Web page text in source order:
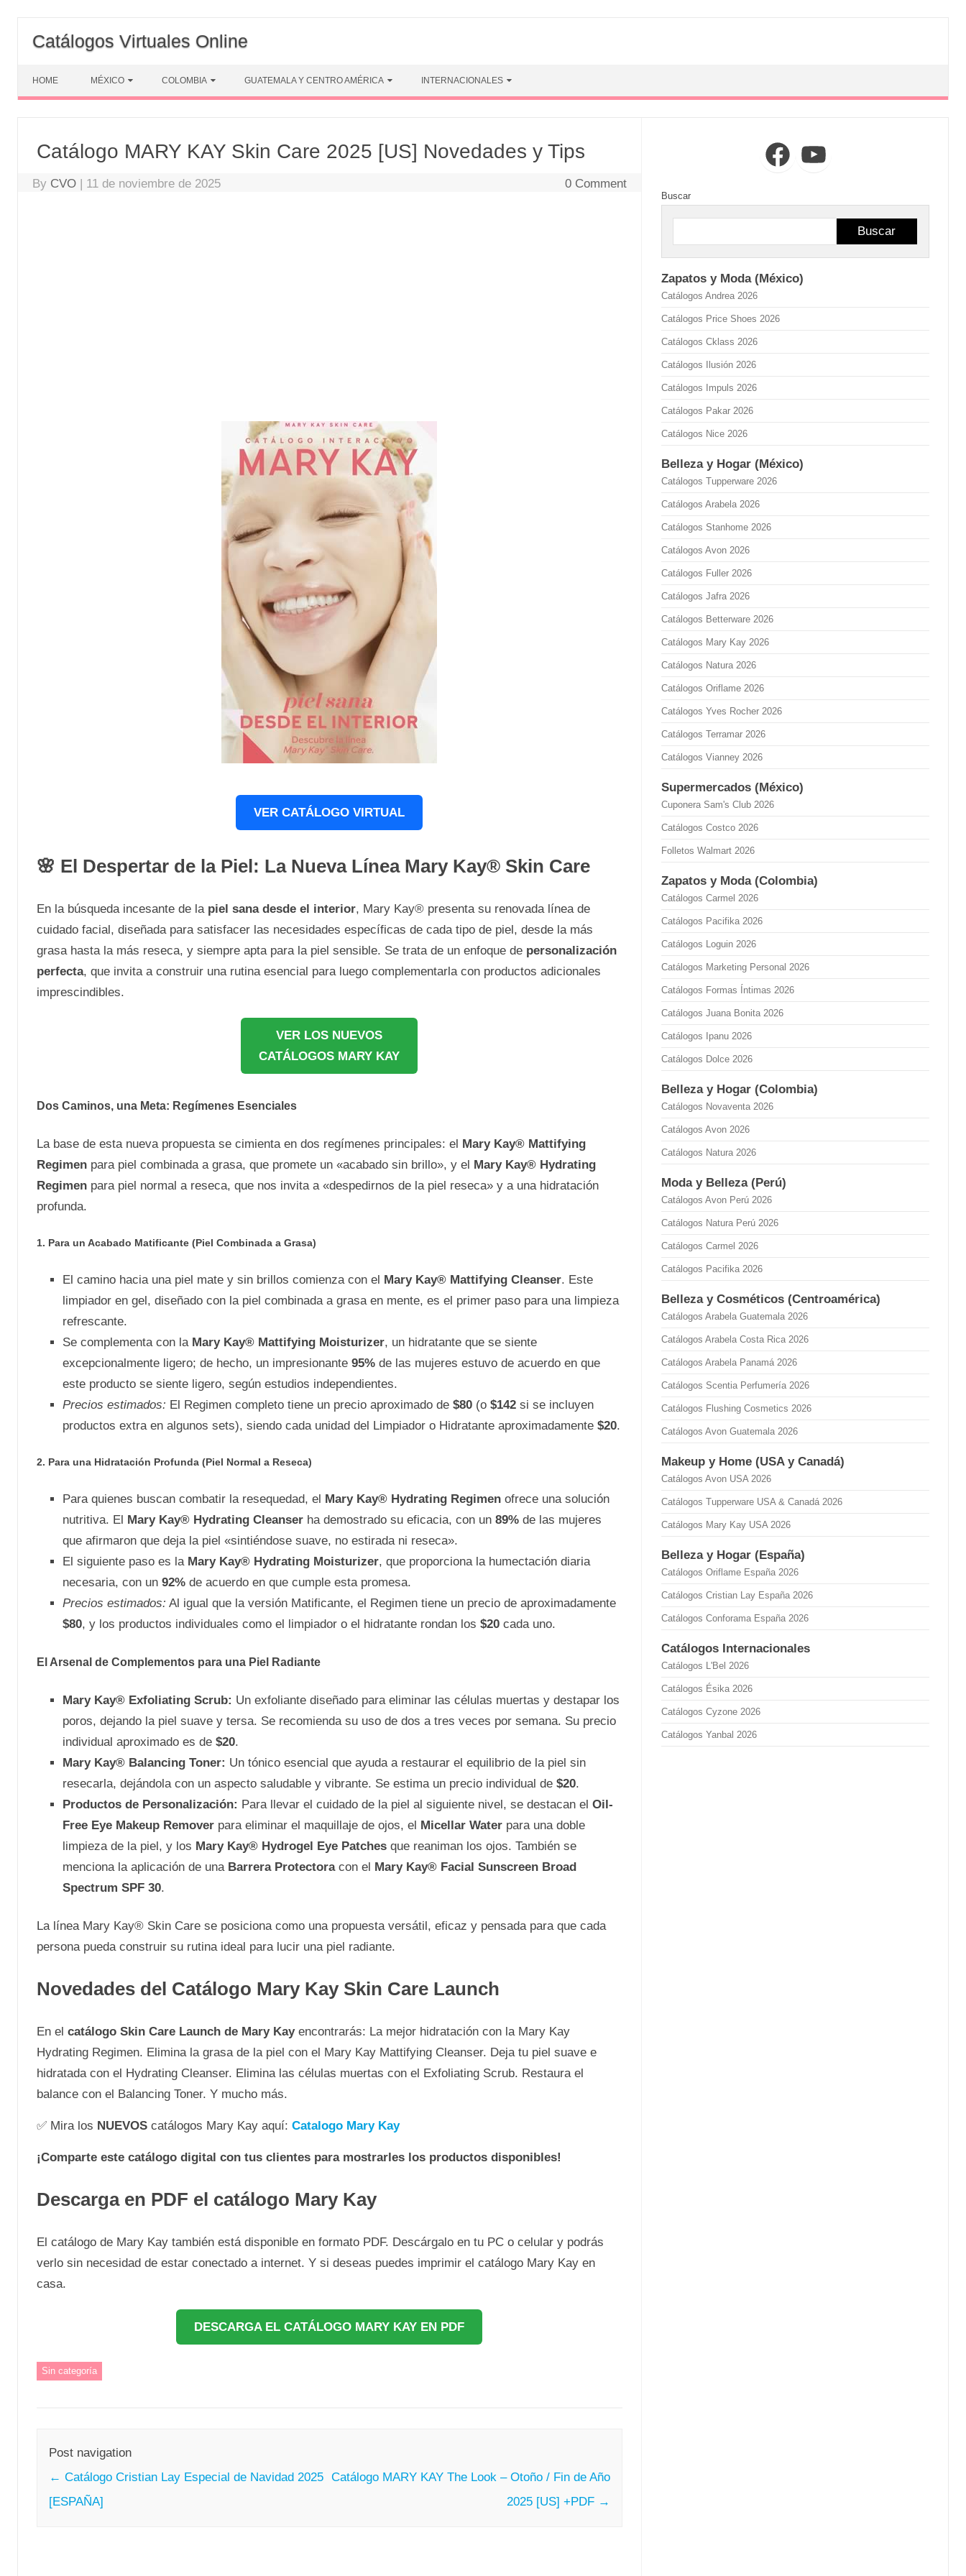
content
Catálogos Virtuales Online
HOME MÉXICO COLOMBIA GUATEMALA Y CENTRO AMÉRICA INTERNACIONALES
Catálogo MARY KAY Skin Care 2025 [US] Novedades y Tips
By CVO | 11 de noviembre de 2025 0 Comment
VER CATÁLOGO VIRTUAL
🌸 El Despertar de la Piel: La Nueva Línea Mary Kay® Skin Care
En la búsqueda incesante de la piel sana desde el interior, Mary Kay® presenta su renovada línea de
cuidado facial, diseñada para satisfacer las necesidades específicas de cada tipo de piel, desde la más
grasa hasta la más reseca, y siempre apta para la piel sensible. Se trata de un enfoque de personalización
perfecta, que invita a construir una rutina esencial para luego complementarla con productos adicionales
imprescindibles.
VER LOS NUEVOS
CATÁLOGOS MARY KAY
Dos Caminos, una Meta: Regímenes Esenciales
La base de esta nueva propuesta se cimienta en dos regímenes principales: el Mary Kay® Mattifying
Regimenpara piel combinada a grasa, que promete un «acabado sin brillo», y el Mary Kay® Hydrating
Regimenpara piel normal a reseca, que nos invita a «despedirnos de la piel reseca» y a una hidratación
profunda.
1. Para un Acabado Matificante (Piel Combinada a Grasa)
El camino hacia una piel mate y sin brillos comienza con el Mary Kay® Mattifying Cleanser. Este
limpiador en gel, diseñado con la piel combinada a grasa en mente, es el primer paso para una limpieza
refrescante.
Se complementa con la Mary Kay® Mattifying Moisturizer, un hidratante que se siente
excepcionalmente ligero; de hecho, un impresionante 95%de las mujeres estuvo de acuerdo en que
este producto se siente ligero, según estudios independientes.
Precios estimados: El Regimen completo tiene un precio aproximado de $80(o $142si se incluyen
productos extra en algunos sets), siendo cada unidad del Limpiador o Hidratante aproximadamente $20.
2. Para una Hidratación Profunda (Piel Normal a Reseca)
Para quienes buscan combatir la resequedad, el Mary Kay® Hydrating Regimenofrece una solución
nutritiva. El Mary Kay® Hydrating Cleanserha demostrado su eficacia, con un 89%de las mujeres
que afirmaron que deja la piel «sintiéndose suave, no estirada ni reseca».
El siguiente paso es la Mary Kay® Hydrating Moisturizer, que proporciona la humectación diaria
necesaria, con un 92%de acuerdo en que cumple esta promesa.
Precios estimados: Al igual que la versión Matificante, el Regimen tiene un precio de aproximadamente
$80, y los productos individuales como el limpiador o el hidratante rondan los $20cada uno.
El Arsenal de Complementos para una Piel Radiante
Mary Kay® Exfoliating Scrub: Un exfoliante diseñado para eliminar las células muertas y destapar los
poros, dejando la piel suave y tersa. Se recomienda su uso de dos a tres veces por semana. Su precio
individual aproximado es de $20.
Mary Kay® Balancing Toner: Un tónico esencial que ayuda a restaurar el equilibrio de la piel sin
resecarla, dejándola con un aspecto saludable y vibrante. Se estima un precio individual de $20.
Productos de Personalización: Para llevar el cuidado de la piel al siguiente nivel, se destacan el Oil-
Free Eye Makeup Removerpara eliminar el maquillaje de ojos, el Micellar Waterpara una doble
limpieza de la piel, y los Mary Kay® Hydrogel Eye Patchesque reaniman los ojos. También se
menciona la aplicación de una Barrera Protectoracon el Mary Kay® Facial Sunscreen Broad
Spectrum SPF 30.
La línea Mary Kay® Skin Care se posiciona como una propuesta versátil, eficaz y pensada para que cada
persona pueda construir su rutina ideal para lucir una piel radiante.
Novedades del Catálogo Mary Kay Skin Care Launch
En el catálogo Skin Care Launch de Mary Kayencontrarás: La mejor hidratación con la Mary Kay
Hydrating Regimen. Elimina la grasa de la piel con el Mary Kay Mattifying Cleanser. Deja tu piel suave e
hidratada con el Hydrating Cleanser. Elimina las células muertas con el Exfoliating Scrub. Restaura el
balance con el Balancing Toner. Y mucho más.
✅ Mira los NUEVOScatálogos Mary Kay aquí: Catalogo Mary Kay
¡Comparte este catálogo digital con tus clientes para mostrarles los productos disponibles!
Descarga en PDF el catálogo Mary Kay
El catálogo de Mary Kay también está disponible en formato PDF. Descárgalo en tu PC o celular y podrás
verlo sin necesidad de estar conectado a internet. Y si deseas puedes imprimir el catálogo Mary Kay en
casa.
DESCARGA EL CATÁLOGO MARY KAY EN PDF
Sin categoría
Post navigation
← Catálogo Cristian Lay Especial de Navidad 2025
[ESPAÑA]
Catálogo MARY KAY The Look – Otoño / Fin de Año
2025 [US] +PDF →
FacebookYouTube
Buscar
Buscar
Zapatos y Moda (México)
Catálogos Andrea 2026
Catálogos Price Shoes 2026
Catálogos Cklass 2026
Catálogos Ilusión 2026
Catálogos Impuls 2026
Catálogos Pakar 2026
Catálogos Nice 2026
Belleza y Hogar (México)
Catálogos Tupperware 2026
Catálogos Arabela 2026
Catálogos Stanhome 2026
Catálogos Avon 2026
Catálogos Fuller 2026
Catálogos Jafra 2026
Catálogos Betterware 2026
Catálogos Mary Kay 2026
Catálogos Natura 2026
Catálogos Oriflame 2026
Catálogos Yves Rocher 2026
Catálogos Terramar 2026
Catálogos Vianney 2026
Supermercados (México)
Cuponera Sam's Club 2026
Catálogos Costco 2026
Folletos Walmart 2026
Zapatos y Moda (Colombia)
Catálogos Carmel 2026
Catálogos Pacifika 2026
Catálogos Loguin 2026
Catálogos Marketing Personal 2026
Catálogos Formas Íntimas 2026
Catálogos Juana Bonita 2026
Catálogos Ipanu 2026
Catálogos Dolce 2026
Belleza y Hogar (Colombia)
Catálogos Novaventa 2026
Catálogos Avon 2026
Catálogos Natura 2026
Moda y Belleza (Perú)
Catálogos Avon Perú 2026
Catálogos Natura Perú 2026
Catálogos Carmel 2026
Catálogos Pacifika 2026
Belleza y Cosméticos (Centroamérica)
Catálogos Arabela Guatemala 2026
Catálogos Arabela Costa Rica 2026
Catálogos Arabela Panamá 2026
Catálogos Scentia Perfumería 2026
Catálogos Flushing Cosmetics 2026
Catálogos Avon Guatemala 2026
Makeup y Home (USA y Canadá)
Catálogos Avon USA 2026
Catálogos Tupperware USA & Canadá 2026
Catálogos Mary Kay USA 2026
Belleza y Hogar (España)
Catálogos Oriflame España 2026
Catálogos Cristian Lay España 2026
Catálogos Conforama España 2026
Catálogos Internacionales
Catálogos L'Bel 2026
Catálogos Ésika 2026
Catálogos Cyzone 2026
Catálogos Yanbal 2026